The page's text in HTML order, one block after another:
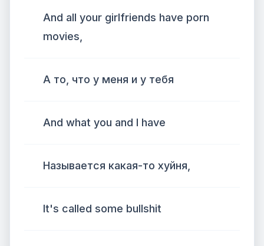
And all your girlfriends have porn
movies,
А то, что у меня и у тебя
And what you and I have
Называется какая-то хуйня,
It's called some bullshit